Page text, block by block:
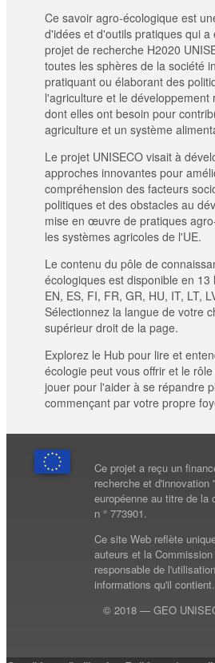
Ce savoir agro-écologique est
d'idées et d'outils pratiques qui
projet de recherche H2020
toutes les sphères de la société
pratiquant ou élaborant des
l'agriculture et le développement
dont elles ont besoin pour
agriculture et un système
Le projet UNISECO visait à
approches innovantes pour
compréhension des facteurs
politiques et des obstacles au
mise en œuvre de pratiques
les systèmes agricoles de l'UE.
Le contenu du pôle de
écologiques est disponible en 13
EN, ES, FI, FR, GR, HU, IT, LT,
Sélectionnez la langue de votre
supérieur droit de la page.
Explorez le Hub pour lire et
écologie peut vous offrir et le
jouer pour l'aider à se répandre
commençant par votre propre
Ce projet a reçu un
recherche et d'innovation
européenne au titre de la
n ° 773901.
Ce site Web reflète
auteurs et la
responsable de
informations qu'il contient.
© 2018 — GEO